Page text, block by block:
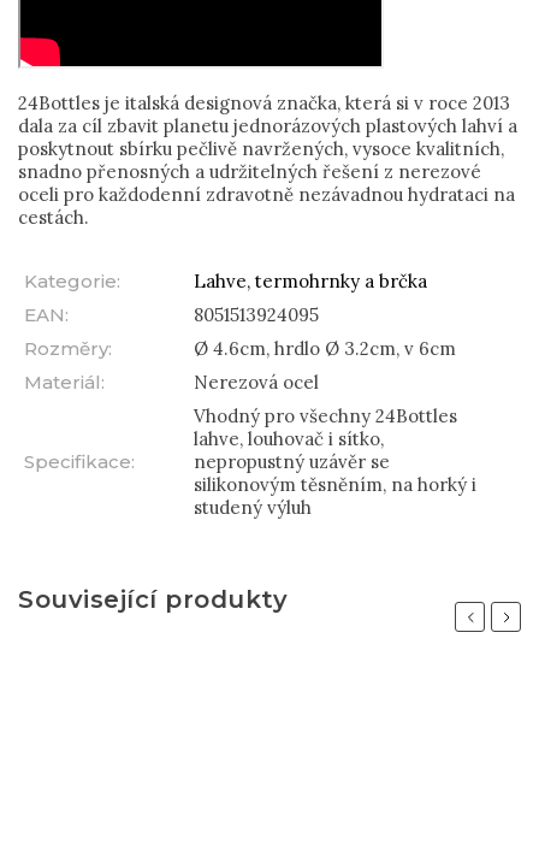
24Bottles je italská designová značka, která si v roce 2013
dala za cíl zbavit planetu jednorázových plastových lahví a
poskytnout sbírku pečlivě navržených, vysoce kvalitních,
snadno přenosných a udržitelných řešení z nerezové
oceli pro každodenní zdravotně nezávadnou hydrataci na
cestách.
Kategorie:
Lahve, termohrnky a brčka
EAN:
8051513924095
Rozměry:
Ø 4.6cm, hrdlo Ø 3.2cm, v 6cm
Materiál: Nerezová ocel
Specifikace:
Vhodný pro všechny 24Bottles
lahve, louhovač i sítko,
nepropustný uzávěr se
silikonovým těsněním, na horký i
studený výluh
Související produkty
Previous
Next